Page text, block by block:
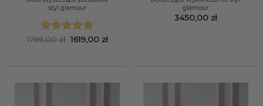
styl glamour
Oceniono5
1799,00zł Pierwotna
cena
1619,00 złAktualna
glamour
3450,00 zł